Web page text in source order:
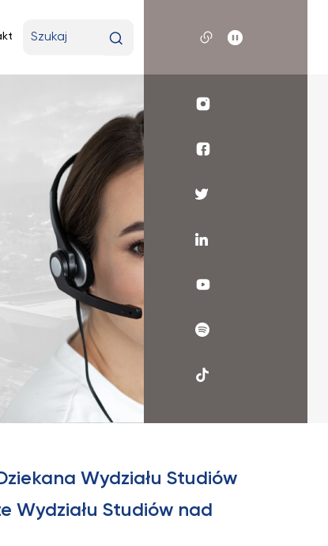
wyszukiwaną
Profil
WSR
Profil
Profil
Linkedin
UKSW
UKSW
UKSW
Wydziału Studiów
Wydziału Studiów nad